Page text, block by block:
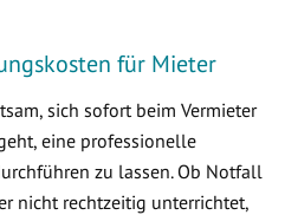
für Mieter
sich sofort beim Vermieter
eine professionelle
zu lassen. Ob Notfall
nicht rechtzeitig unterrichtet,